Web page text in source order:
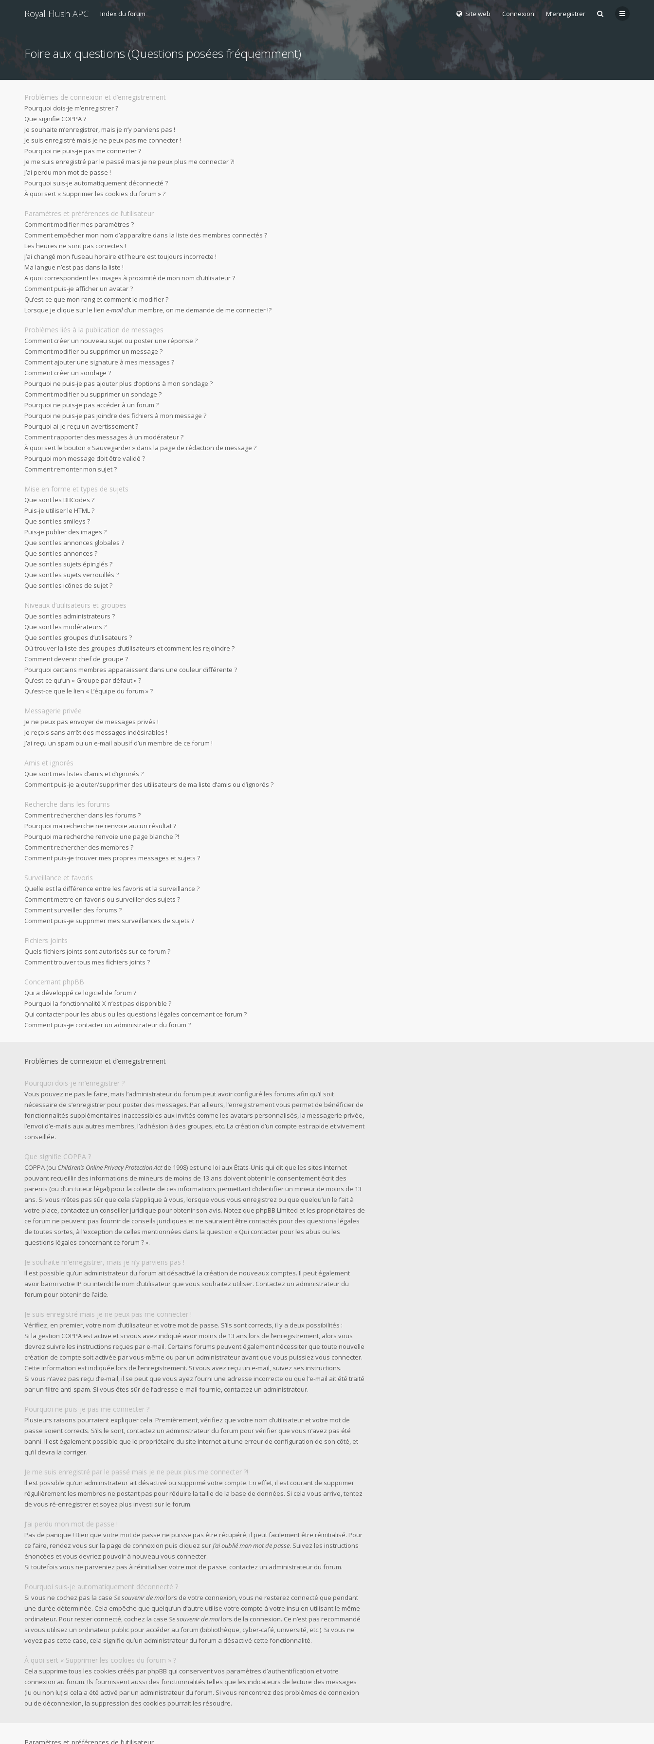
Royal Flush APC Site web Connexion M’enregistrer
Index du forum
Foire aux questions (Questions posées fréquemment)
Problèmes de connexion et d’enregistrement
Pourquoi dois-je m’enregistrer ?
Que signifie COPPA ?
Je souhaite m’enregistrer, mais je n’y parviens pas !
Je suis enregistré mais je ne peux pas me connecter !
Pourquoi ne puis-je pas me connecter ?
Je me suis enregistré par le passé mais je ne peux plus me connecter ?!
J’ai perdu mon mot de passe !
Pourquoi suis-je automatiquement déconnecté ?
À quoi sert « Supprimer les cookies du forum » ?
Paramètres et préférences de l’utilisateur
Comment modifier mes paramètres ?
Comment empêcher mon nom d’apparaître dans la liste des membres connectés ?
Les heures ne sont pas correctes !
J’ai changé mon fuseau horaire et l’heure est toujours incorrecte !
Ma langue n’est pas dans la liste !
A quoi correspondent les images à proximité de mon nom d’utilisateur ?
Comment puis-je afficher un avatar ?
Qu’est-ce que mon rang et comment le modifier ?
Lorsque je clique sur le lien e-maild’un membre, on me demande de me connecter !?
Problèmes liés à la publication de messages
Comment créer un nouveau sujet ou poster une réponse ?
Comment modifier ou supprimer un message ?
Comment ajouter une signature à mes messages ?
Comment créer un sondage ?
Pourquoi ne puis-je pas ajouter plus d’options à mon sondage ?
Comment modifier ou supprimer un sondage ?
Pourquoi ne puis-je pas accéder à un forum ?
Pourquoi ne puis-je pas joindre des fichiers à mon message ?
Pourquoi ai-je reçu un avertissement ?
Comment rapporter des messages à un modérateur ?
À quoi sert le bouton « Sauvegarder » dans la page de rédaction de message ?
Pourquoi mon message doit être validé ?
Comment remonter mon sujet ?
Mise en forme et types de sujets
Que sont les BBCodes ?
Puis-je utiliser le HTML ?
Que sont les smileys ?
Puis-je publier des images ?
Que sont les annonces globales ?
Que sont les annonces ?
Que sont les sujets épinglés ?
Que sont les sujets verrouillés ?
Que sont les icônes de sujet ?
Niveaux d’utilisateurs et groupes
Que sont les administrateurs ?
Que sont les modérateurs ?
Que sont les groupes d’utilisateurs ?
Où trouver la liste des groupes d’utilisateurs et comment les rejoindre ?
Comment devenir chef de groupe ?
Pourquoi certains membres apparaissent dans une couleur différente ?
Qu’est-ce qu’un « Groupe par défaut » ?
Qu’est-ce que le lien « L’équipe du forum » ?
Messagerie privée
Je ne peux pas envoyer de messages privés !
Je reçois sans arrêt des messages indésirables !
J’ai reçu un spam ou un e-mail abusif d’un membre de ce forum !
Amis et ignorés
Que sont mes listes d’amis et d’ignorés ?
Comment puis-je ajouter/supprimer des utilisateurs de ma liste d’amis ou d’ignorés ?
Recherche dans les forums
Comment rechercher dans les forums ?
Pourquoi ma recherche ne renvoie aucun résultat ?
Pourquoi ma recherche renvoie une page blanche ?!
Comment rechercher des membres ?
Comment puis-je trouver mes propres messages et sujets ?
Surveillance et favoris
Quelle est la différence entre les favoris et la surveillance ?
Comment mettre en favoris ou surveiller des sujets ?
Comment surveiller des forums ?
Comment puis-je supprimer mes surveillances de sujets ?
Fichiers joints
Quels fichiers joints sont autorisés sur ce forum ?
Comment trouver tous mes fichiers joints ?
Concernant phpBB
Qui a développé ce logiciel de forum ?
Pourquoi la fonctionnalité X n’est pas disponible ?
Qui contacter pour les abus ou les questions légales concernant ce forum ?
Comment puis-je contacter un administrateur du forum ?
Problèmes de connexion et d’enregistrement
Pourquoi dois-je m’enregistrer ?
Vous pouvez ne pas le faire, mais l’administrateur du forum peut avoir configuré les forums afin qu’il soit
nécessaire de s’enregistrer pour poster des messages. Par ailleurs, l’enregistrement vous permet de bénéficier de
fonctionnalités supplémentaires inaccessibles aux invités comme les avatars personnalisés, la messagerie privée,
l’envoi d’e-mails aux autres membres, l’adhésion à des groupes, etc. La création d’un compte est rapide et vivement
conseillée.
Que signifie COPPA ?
COPPA (ou Children’s Online Privacy Protection Actde 1998) est une loi aux États-Unis qui dit que les sites Internet
pouvant recueillir des informations de mineurs de moins de 13 ans doivent obtenir le consentement écrit des
parents (ou d’un tuteur légal) pour la collecte de ces informations permettant d’identifier un mineur de moins de 13
ans. Si vous n’êtes pas sûr que cela s’applique à vous, lorsque vous vous enregistrez ou que quelqu’un le fait à
votre place, contactez un conseiller juridique pour obtenir son avis. Notez que phpBB Limited et les propriétaires de
ce forum ne peuvent pas fournir de conseils juridiques et ne sauraient être contactés pour des questions légales
de toutes sortes, à l’exception de celles mentionnées dans la question « Qui contacter pour les abus ou les
questions légales concernant ce forum ? ».
Je souhaite m’enregistrer, mais je n’y parviens pas !
Il est possible qu’un administrateur du forum ait désactivé la création de nouveaux comptes. Il peut également
avoir banni votre IP ou interdit le nom d’utilisateur que vous souhaitez utiliser. Contactez un administrateur du
forum pour obtenir de l’aide.
Je suis enregistré mais je ne peux pas me connecter !
Vérifiez, en premier, votre nom d’utilisateur et votre mot de passe. S’ils sont corrects, il y a deux possibilités :
Si la gestion COPPA est active et si vous avez indiqué avoir moins de 13 ans lors de l’enregistrement, alors vous
devrez suivre les instructions reçues par e-mail. Certains forums peuvent également nécessiter que toute nouvelle
création de compte soit activée par vous-même ou par un administrateur avant que vous puissiez vous connecter.
Cette information est indiquée lors de l’enregistrement. Si vous avez reçu un e-mail, suivez ses instructions.
Si vous n’avez pas reçu d’e-mail, il se peut que vous ayez fourni une adresse incorrecte ou que l’e-mail ait été traité
par un filtre anti-spam. Si vous êtes sûr de l’adresse e-mail fournie, contactez un administrateur.
Pourquoi ne puis-je pas me connecter ?
Plusieurs raisons pourraient expliquer cela. Premièrement, vérifiez que votre nom d’utilisateur et votre mot de
passe soient corrects. S’ils le sont, contactez un administrateur du forum pour vérifier que vous n’avez pas été
banni. Il est également possible que le propriétaire du site Internet ait une erreur de configuration de son côté, et
qu’il devra la corriger.
Je me suis enregistré par le passé mais je ne peux plus me connecter ?!
Il est possible qu’un administrateur ait désactivé ou supprimé votre compte. En effet, il est courant de supprimer
régulièrement les membres ne postant pas pour réduire la taille de la base de données. Si cela vous arrive, tentez
de vous ré-enregistrer et soyez plus investi sur le forum.
J’ai perdu mon mot de passe !
Pas de panique ! Bien que votre mot de passe ne puisse pas être récupéré, il peut facilement être réinitialisé. Pour
ce faire, rendez vous sur la page de connexion puis cliquez surJ’ai oublié mon mot de passe. Suivez les instructions
énoncées et vous devriez pouvoir à nouveau vous connecter.
Si toutefois vous ne parveniez pas à réinitialiser votre mot de passe, contactez un administrateur du forum.
Pourquoi suis-je automatiquement déconnecté ?
Si vous ne cochez pas la case Se souvenir de moilors de votre connexion, vous ne resterez connecté que pendant
une durée déterminée. Cela empêche que quelqu’un d’autre utilise votre compte à votre insu en utilisant le même
ordinateur. Pour rester connecté, cochez la case Se souvenir de moilors de la connexion. Ce n’est pas recommandé
si vous utilisez un ordinateur public pour accéder au forum (bibliothèque, cyber-café, université, etc.). Si vous ne
voyez pas cette case, cela signifie qu’un administrateur du forum a désactivé cette fonctionnalité.
À quoi sert « Supprimer les cookies du forum » ?
Cela supprime tous les cookies créés par phpBB qui conservent vos paramètres d’authentification et votre
connexion au forum. Ils fournissent aussi des fonctionnalités telles que les indicateurs de lecture des messages
(lu ou non lu) si cela a été activé par un administrateur du forum. Si vous rencontrez des problèmes de connexion
ou de déconnexion, la suppression des cookies pourrait les résoudre.